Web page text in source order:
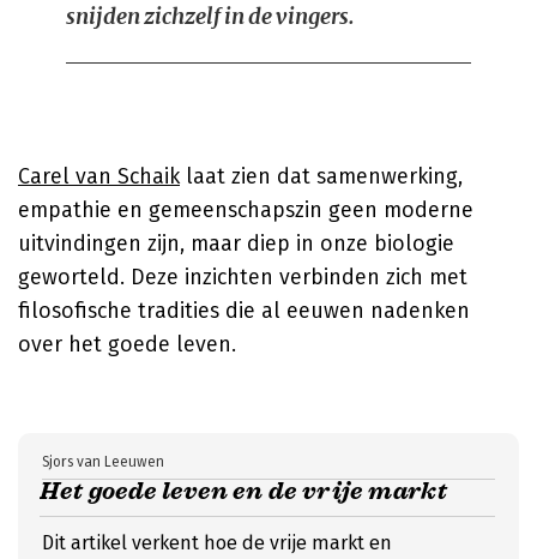
snijden zichzelf in de vingers.
Carel van Schaiklaat zien dat samenwerking,
empathie en gemeenschapszin geen moderne
uitvindingen zijn, maar diep in onze biologie
geworteld. Deze inzichten verbinden zich met
filosofische tradities die al eeuwen nadenken
over het goede leven.
Het goede leven en de vrije markt
Sjors van Leeuwen
Dit artikel verkent hoe de vrije markt en